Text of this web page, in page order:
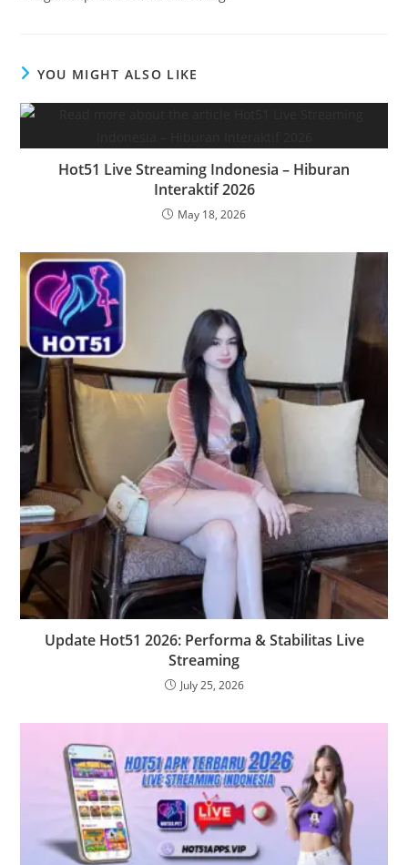
YOU MIGHT ALSO LIKE
Hot51 Live Streaming Indonesia – Hiburan
Interaktif 2026
May 18, 2026
Update Hot51 2026: Performa & Stabilitas Live
Streaming
July 25, 2026